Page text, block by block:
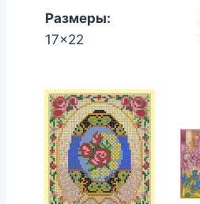
Размеры:
17x22